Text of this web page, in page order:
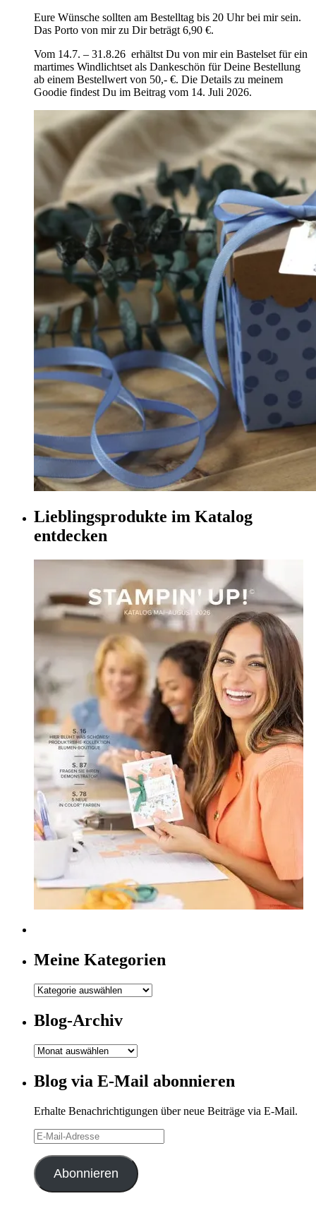
Eure Wünsche sollten am Bestelltag bis 20 Uhr bei mir sein.
Das Porto von mir zu Dir beträgt 6,90 €.
Vom 14.7. – 31.8.26 erhältst Du von mir ein Bastelset für ein
martimes Windlichtset als Dankeschön für Deine Bestellung
ab einem Bestellwert von 50,- €. Die Details zu meinem
Goodie findest Du im Beitrag vom 14. Juli 2026.
Lieblingsprodukte im Katalog
entdecken
Meine Kategorien
Meine
Blog-Archiv
Blog-
Blog via E-Mail abonnieren
Erhalte Benachrichtigungen über neue Beiträge via E-Mail.
E-
Mail-
Adresse
Abonnieren